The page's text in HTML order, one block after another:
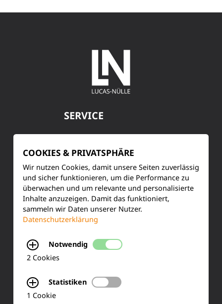
SERVICE
Training & Schulung
Ihre Meinung
COOKIES & PRIVATSPHÄRE
Wir nutzen Cookies, damit unsere Seiten zuverlässig
und sicher funktionieren, um die Performance zu
überwachen und um relevante und personalisierte
Inhalte anzuzeigen. Damit das funktioniert,
sammeln wir Daten unserer Nutzer.
Datenschutzerklärung
Notwendig
2 Cookies
Statistiken
1 Cookie